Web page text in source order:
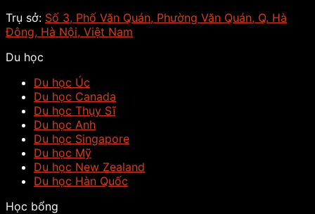
Trụ sở: Số 3, Phố Văn Quán, Phường Văn Quán, Q. Hà
Đông, Hà Nội, Việt Nam
Du học
Du học Úc
Du học Canada
Du học Thụy Sĩ
Du học Anh
Du học Singapore
Du học Mỹ
Du học New Zealand
Du học Hàn Quốc
Học bổng